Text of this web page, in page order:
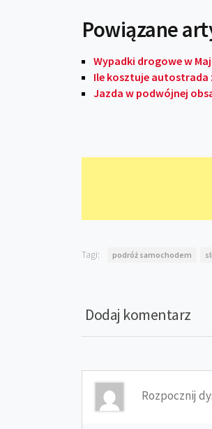
Powiązane
Wypadki drogowe w
Ile kosztuje autostrada
Jazda w podwójnej
Tagi: podróż samochodem
Dodaj komentarz